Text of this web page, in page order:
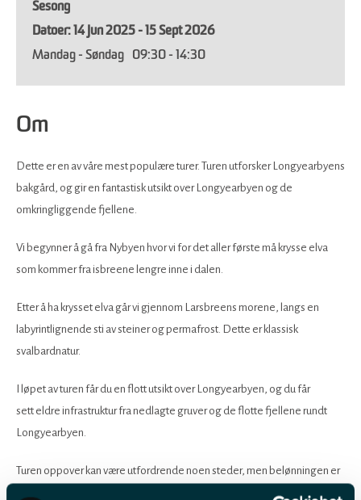
Sesong
14 Jun 2025 - 15 Sept 2026
Mandag - Søndag
09:30 - 14:30
Om
Dette er en av våre mest populære turer. Turen utforsker Longyearbyens
bakgård, og gir en fantastisk utsikt over Longyearbyen og de
omkringliggende fjellene.
Vi begynner å gå fra Nybyen hvor vi for det aller første må krysse elva
som kommer fra isbreene lengre inne i dalen.
Etter å ha krysset elva går vi gjennom Larsbreens morene, langs en
labyrintlignende sti av steiner og permafrost. Dette er klassisk
svalbardnatur.
I løpet av turen får du en flott utsikt over Longyearbyen, og du får
sett eldre infrastruktur fra nedlagte gruver og de flotte fjellene rundt
Longyearbyen.
Turen oppover kan være utfordrende noen steder, men belønningen er
den fantastiske utsikten fra toppen av Sarkofagen (513 m.o.h). Der tar vi